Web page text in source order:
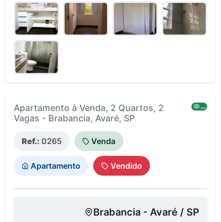
Apartamento à Venda, 2 Quartos, 2
Vagas - Brabancia, Avaré, SP
898
Ref.: 0265 Venda
Apartamento Vendido
Brabancia - Avaré / SP